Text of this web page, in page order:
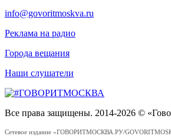
info@govoritmoskva.ru
Реклама на радио
Города вещания
Наши слушатели
Все права защищены. 2014-2026 ©
Сетевое издание «ГОВОРИТМОСКВА.РУ/